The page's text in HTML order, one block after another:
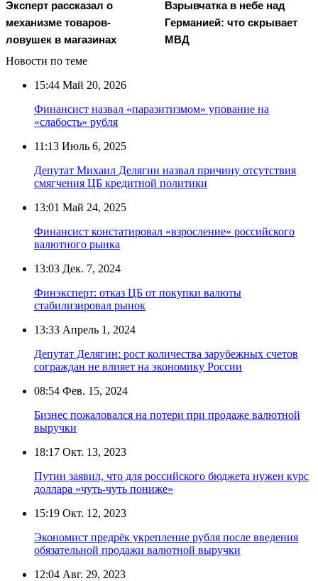
Эксперт рассказал о
механизме товаров-
ловушек в магазинах
Взрывчатка в небе над
Германией: что скрывает
МВД
Новости по теме
15:44 Май 20, 2026
Финансист назвал «паразитизмом» упование на
«слабость» рубля
11:13 Июль 6, 2025
Депутат Михаил Делягин назвал причину отсутствия
смягчения ЦБ кредитной политики
13:01 Май 24, 2025
Финансист констатировал «взросление» российского
валютного рынка
13:03 Дек. 7, 2024
Финэксперт: отказ ЦБ от покупки валюты
стабилизировал рынок
13:33 Апрель 1, 2024
Депутат Делягин: рост количества зарубежных счетов
сограждан не влияет на экономику России
08:54 Фев. 15, 2024
Бизнес пожаловался на потери при продаже валютной
выручки
18:17 Окт. 13, 2023
Путин заявил, что для российского бюджета нужен курс
доллара «чуть-чуть пониже»
15:19 Окт. 12, 2023
Экономист предрёк укрепление рубля после введения
обязательной продажи валютной выручки
12:04 Авг. 29, 2023